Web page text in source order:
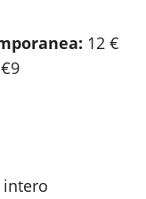
12 €
€9